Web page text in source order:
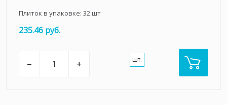
Плиток в упаковке: 32шт
235.46 руб.
– + шт.